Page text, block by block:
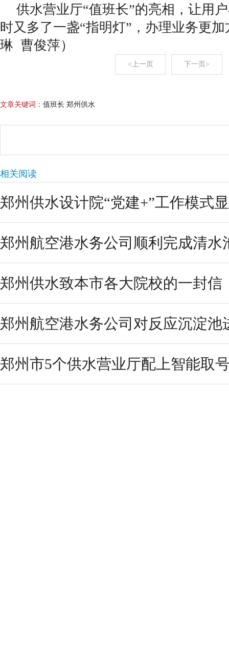
供水营业厅“值班长”的亮相，让用
时又多了一盏“指明灯”，办理业务更
琳 曹俊萍）
<上一页 下一页>
文章关键词： 值班长 郑州供水
相关阅读
郑州供水设计院“党建+”工作模式
郑州航空港水务公司顺利完成清水
郑州供水致本市各大院校的一封信
郑州航空港水务公司对反应沉淀池
郑州市5个供水营业厅配上智能取